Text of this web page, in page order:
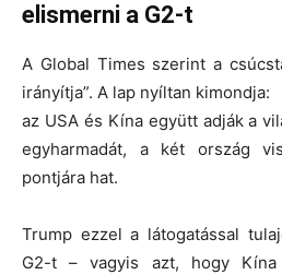
elismerni a G2-t
A Global Times szerint a
irányítja”. A lap nyíltan kimondja:
az USA és Kína együtt adják a
egyharmadát, a két ország
pontjára hat.
Trump ezzel a látogatással
G2-t – vagyis azt, hogy